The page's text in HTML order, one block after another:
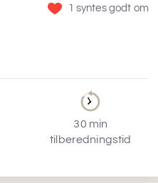
1 syntes godt om
30 min
tilberedningstid